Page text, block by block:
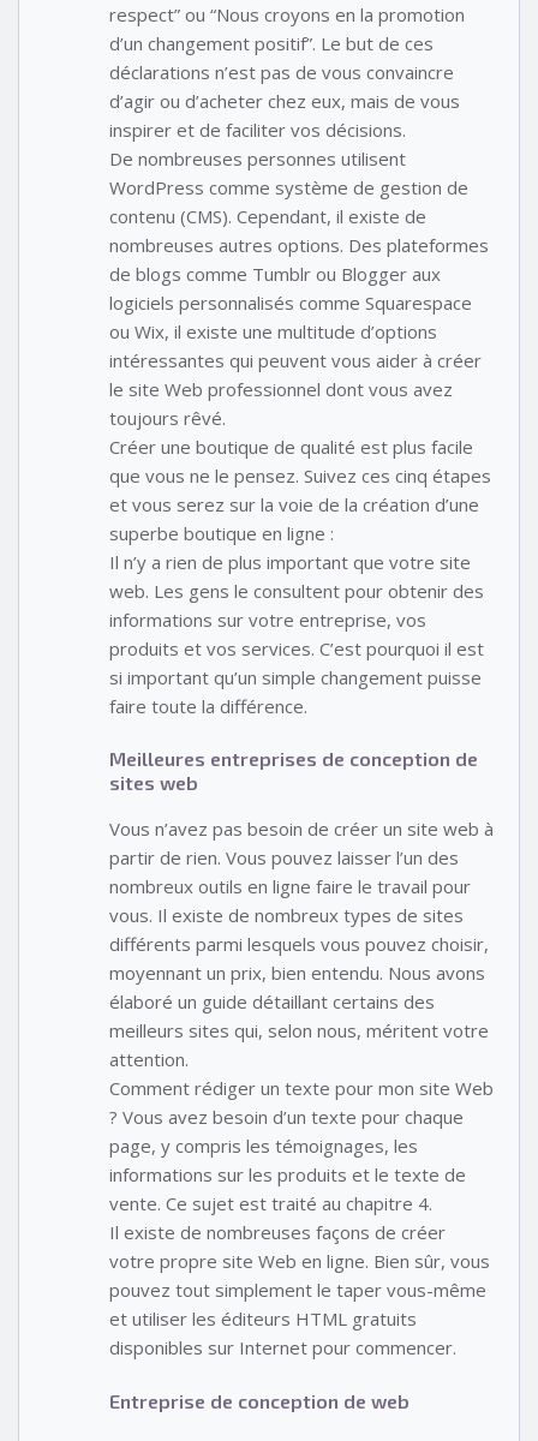
respect” ou “Nous croyons en la promotion
d’un changement positif”. Le but de ces
déclarations n’est pas de vous convaincre
d’agir ou d’acheter chez eux, mais de vous
inspirer et de faciliter vos décisions.
De nombreuses personnes utilisent
WordPress comme système de gestion de
contenu (CMS). Cependant, il existe de
nombreuses autres options. Des plateformes
de blogs comme Tumblr ou Blogger aux
logiciels personnalisés comme Squarespace
ou Wix, il existe une multitude d’options
intéressantes qui peuvent vous aider à créer
le site Web professionnel dont vous avez
toujours rêvé.
Créer une boutique de qualité est plus facile
que vous ne le pensez. Suivez ces cinq étapes
et vous serez sur la voie de la création d’une
superbe boutique en ligne :
Il n’y a rien de plus important que votre site
web. Les gens le consultent pour obtenir des
informations sur votre entreprise, vos
produits et vos services. C’est pourquoi il est
si important qu’un simple changement puisse
faire toute la différence.
Meilleures entreprises de conception de
sites web
Vous n’avez pas besoin de créer un site web à
partir de rien. Vous pouvez laisser l’un des
nombreux outils en ligne faire le travail pour
vous. Il existe de nombreux types de sites
différents parmi lesquels vous pouvez choisir,
moyennant un prix, bien entendu. Nous avons
élaboré un guide détaillant certains des
meilleurs sites qui, selon nous, méritent votre
attention.
Comment rédiger un texte pour mon site Web
? Vous avez besoin d’un texte pour chaque
page, y compris les témoignages, les
informations sur les produits et le texte de
vente. Ce sujet est traité au chapitre 4.
Il existe de nombreuses façons de créer
votre propre site Web en ligne. Bien sûr, vous
pouvez tout simplement le taper vous-même
et utiliser les éditeurs HTML gratuits
disponibles sur Internet pour commencer.
Entreprise de conception de web